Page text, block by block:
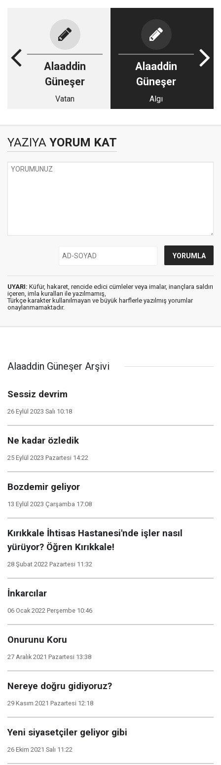
Alaaddin
Güneşer
Vatan
Alaaddin
Güneşer
Algı
YAZIYA YORUM KAT
UYARI: Küfür, hakaret, rencide edici cümleler veya imalar, inançlara saldırı
içeren, imla kuralları ile yazılmamış,
Türkçe karakter kullanılmayan ve büyük harflerle yazılmış yorumlar
onaylanmamaktadır.
Alaaddin Güneşer Arşivi
Sessiz devrim
26 Eylül 2023 Salı 10:18
Ne kadar özledik
25 Eylül 2023 Pazartesi 14:22
Bozdemir geliyor
13 Eylül 2023 Çarşamba 17:08
Kırıkkale İhtisas Hastanesi'nde işler nasıl
yürüyor? Öğren Kırıkkale!
28 Şubat 2022 Pazartesi 11:32
İnkarcılar
06 Ocak 2022 Perşembe 10:46
Onurunu Koru
27 Aralık 2021 Pazartesi 13:38
Nereye doğru gidiyoruz?
29 Kasım 2021 Pazartesi 12:18
Yeni siyasetçiler geliyor gibi
26 Ekim 2021 Salı 11:22